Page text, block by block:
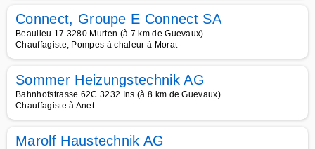
Connect, Groupe E Connect SA
Beaulieu 17 3280 Murten (à 7 km de Guevaux)
Chauffagiste, Pompes à chaleur à Morat
Sommer Heizungstechnik AG
Bahnhofstrasse 62C 3232 Ins (à 8 km de Guevaux)
Chauffagiste à Anet
Marolf Haustechnik AG